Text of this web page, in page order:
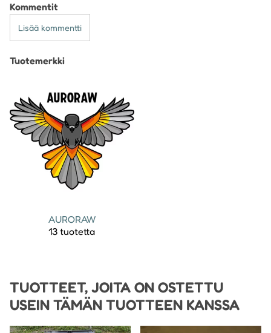
Kommentit
Lisää kommentti
Tuotemerkki
AURORAW
13 tuotetta
TUOTTEET, JOITA ON OSTETTU
USEIN TÄMÄN TUOTTEEN KANSSA